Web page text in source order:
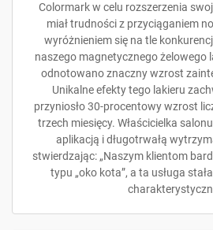
Colormark w celu rozszerzenia
miał trudności z przyciąganiem
wyróżnieniem się na tle
naszego magnetycznego żelowego
odnotowano znaczny wzrost
Unikalne efekty tego lakieru
przyniosło 30-procentowy wzrost
trzech miesięcy. Właścicielka
aplikacją i długotrwałą
stwierdzając: „Naszym klientom
typu „oko kota”, a ta usługa